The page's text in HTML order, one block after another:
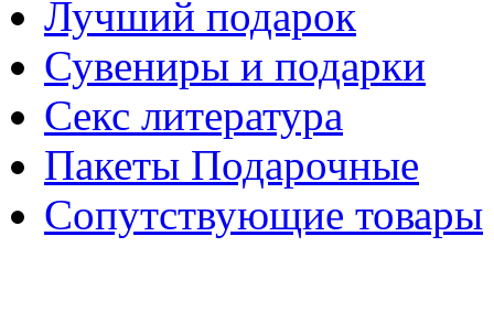
Лучший подарок
Сувениры и подарки
Секс литература
Пакеты Подарочные
Сопутствующие товары